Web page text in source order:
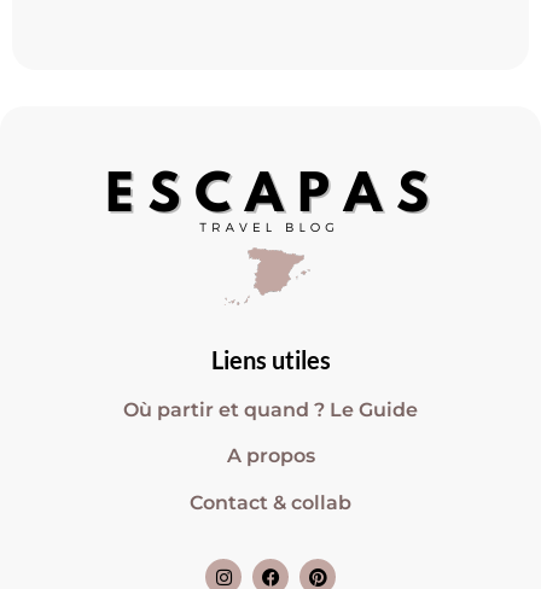
Liens utiles
Où partir et quand ? Le Guide
A propos
Contact & collab